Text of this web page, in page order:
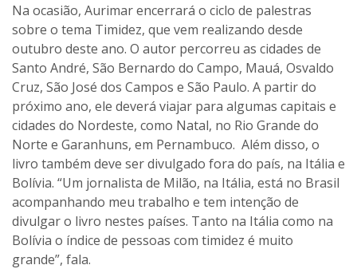
Na ocasião, Aurimar encerrará o ciclo de palestras
sobre o tema Timidez, que vem realizando desde
outubro deste ano. O autor percorreu as cidades de
Santo André, São Bernardo do Campo, Mauá, Osvaldo
Cruz, São José dos Campos e São Paulo. A partir do
próximo ano, ele deverá viajar para algumas capitais e
cidades do Nordeste, como Natal, no Rio Grande do
Norte e Garanhuns, em Pernambuco. Além disso, o
livro também deve ser divulgado fora do país, na Itália e
Bolívia. “Um jornalista de Milão, na Itália, está no Brasil
acompanhando meu trabalho e tem intenção de
divulgar o livro nestes países. Tanto na Itália como na
Bolívia o índice de pessoas com timidez é muito
grande”, fala.